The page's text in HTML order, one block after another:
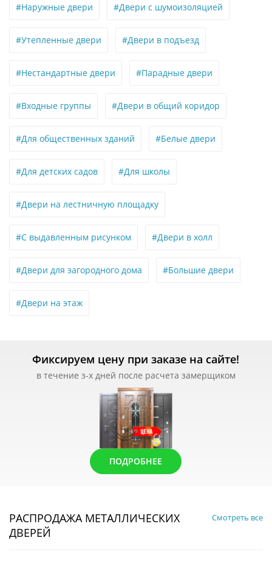
#Наружные двери #Двери с шумоизоляцией
#Утепленные двери #Двери в подъезд
#Нестандартные двери #Парадные двери
#Входные группы #Двери в общий коридор
#Для общественных зданий #Белые двери
#Для детских садов #Для школы
#Двери на лестничную площадку
#С выдавленным рисунком #Двери в холл
#Двери для загородного дома #Большие двери
#Двери на этаж
Фиксируем цену при заказе на сайте!
в течение з-х дней после расчета замерщиком
ПОДРОБНЕЕ
РАСПРОДАЖА МЕТАЛЛИЧЕСКИХ
ДВЕРЕЙ
Смотреть все